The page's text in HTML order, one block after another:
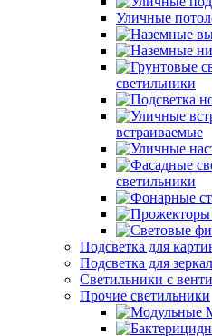
Уличные
светильники
встраиваемые
светильники
Подсветка для
Подсветка для зеркал
Светильники с
Прочие светильники